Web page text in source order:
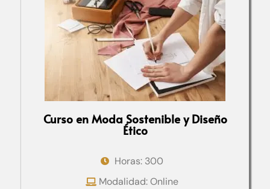
Curso en Moda Sostenible y Diseño
Ético
Horas: 300
Modalidad: Online